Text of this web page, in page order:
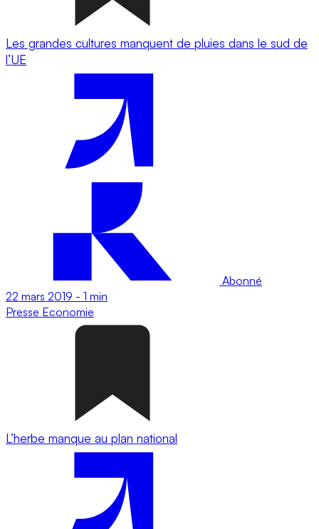
Les grandes cultures manquent de pluies dans le sud de
l’UE
Abonné
22 mars 2019 - 1 min
Presse Economie
L’herbe manque au plan national